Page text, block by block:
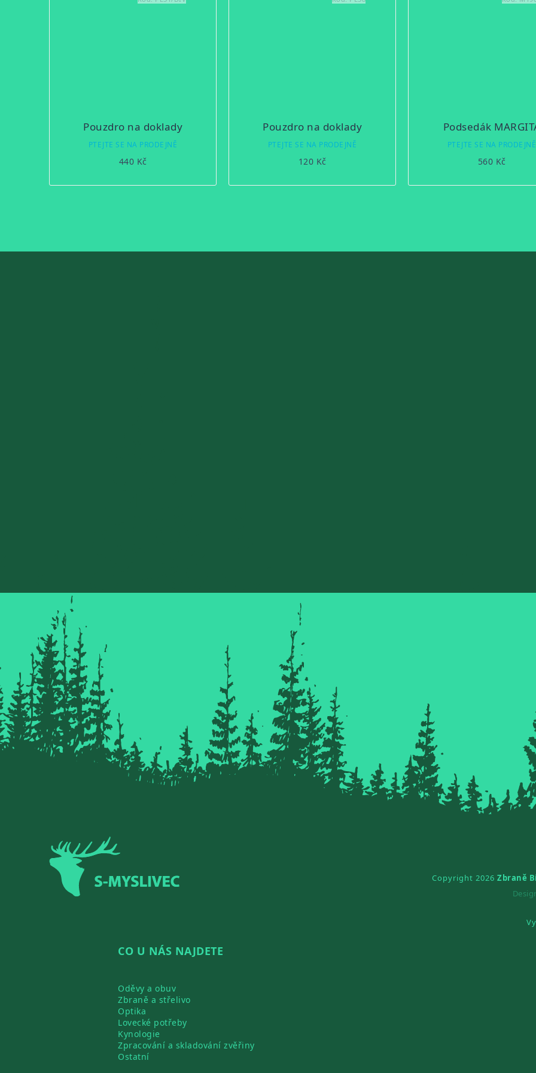
Pouzdro na doklady
PTEJTE SE NA PRODEJNĚ
440 Kč
Pouzdro na doklady
PTEJTE SE NA PRODEJNĚ
120 Kč
Podsedák
PTEJTE SE NA PRODEJNĚ
560 Kč
CO U NÁS NAJDETE
Oděvy a obuv
Zbraně a střelivo
Optika
Lovecké potřeby
Kynologie
Zpracování a skladování zvěřiny
Ostatní
Copyright 2026 Zbraně